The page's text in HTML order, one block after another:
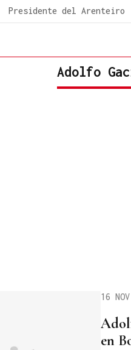
Presidente del Arenteiro
Adolfo
16
en